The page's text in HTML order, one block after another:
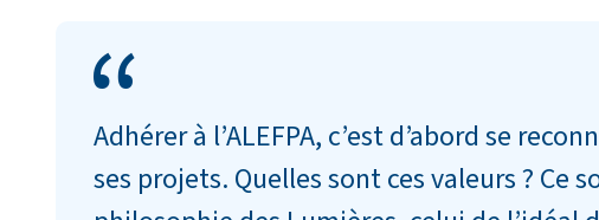
Adhérer à l’ALEFPA, c’est d’abord se
ses projets. Quelles sont ces valeurs ?